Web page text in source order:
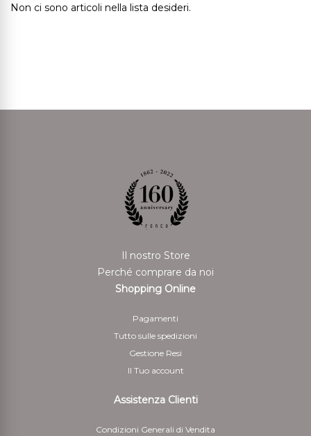
Non ci sono articoli nella lista desideri.
Il nostro Store
Perché comprare da noi
Shopping Online
Pagamenti
Tutto sulle spedizioni
Gestione Resi
Il Tuo account
Assistenza Clienti
Condizioni Generali di Vendita